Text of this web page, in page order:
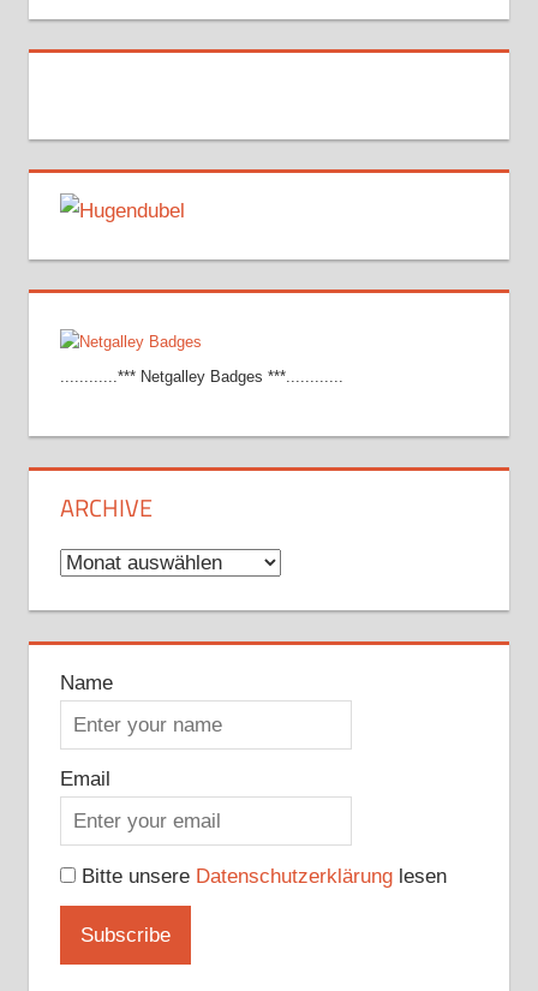
............*** Netgalley Badges ***............
ARCHIVE
Archive
Name
Email
Bitte unsere Datenschutzerklärunglesen